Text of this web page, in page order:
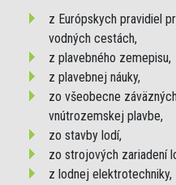
z Európskych pravidiel
vodných cestách,
z plavebného zemepisu,
z plavebnej náuky,
zo všeobecne
vnútrozemskej plavbe,
zo stavby lodí,
zo strojových zariadení
z lodnej elektrotechniky,